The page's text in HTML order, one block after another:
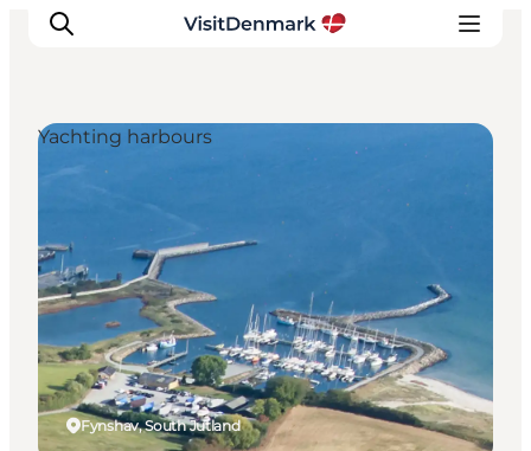
Destinations
Quoi faire
Hébergements
Planifiez votre voyage
Fynshav, South Jutland
Yachting harbours